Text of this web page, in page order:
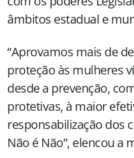
âmbitos estadual e
“Aprovamos mais de
proteção às mulheres
desde a prevenção,
protetivas, à maior
responsabilização dos
Não é Não”, elencou a